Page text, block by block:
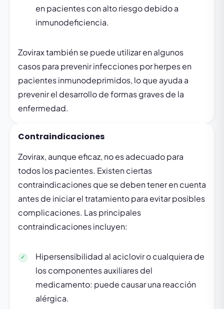
en pacientes con alto riesgo debido a
inmunodeficiencia.
Zovirax también se puede utilizar en algunos
casos para prevenir infecciones por herpes en
pacientes inmunodeprimidos, lo que ayuda a
prevenir el desarrollo de formas graves de la
enfermedad.
Contraindicaciones
Zovirax, aunque eficaz, no es adecuado para
todos los pacientes. Existen ciertas
contraindicaciones que se deben tener en cuenta
antes de iniciar el tratamiento para evitar posibles
complicaciones. Las principales
contraindicaciones incluyen:
Hipersensibilidad al aciclovir o cualquiera de
los componentes auxiliares del
medicamento: puede causar una reacción
alérgica.